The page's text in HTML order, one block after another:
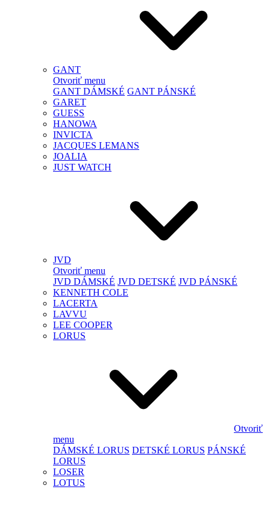
GANT
Otvoriť menu
GANT DÁMSKÉ GANT PÁNSKÉ
GARET
GUESS
HANOWA
INVICTA
JACQUES LEMANS
JOALIA
JUST WATCH
JVD
Otvoriť menu
JVD DÁMSKÉ JVD DETSKÉ JVD PÁNSKÉ
KENNETH COLE
LACERTA
LAVVU
LEE COOPER
LORUS
Otvoriť
menu
DÁMSKÉ LORUS DETSKÉ LORUS PÁNSKÉ
LORUS
LOSER
LOTUS